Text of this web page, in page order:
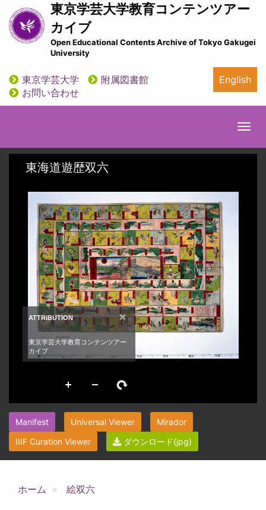
イ
ン
ン
ツ
東京学芸大学教育コンテンツアー
カイブ
Open Educational Contents Archive of Tokyo Gakugei
University
utility
東京学芸大学
附属図書館
お問い合わせ
English
Manifest Universal Viewer
Mirador
IIIF Curation Viewer
ダウンロード(jpg)
ホーム 絵双六